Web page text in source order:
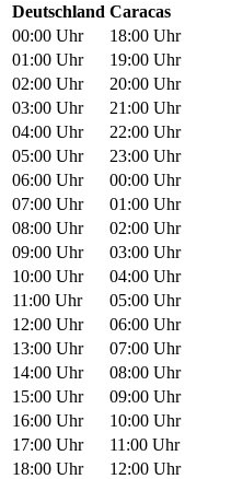
Deutschland Caracas
00:00 Uhr
18:00 Uhr
01:00 Uhr
19:00 Uhr
02:00 Uhr
20:00 Uhr
03:00 Uhr
21:00 Uhr
04:00 Uhr
22:00 Uhr
05:00 Uhr
23:00 Uhr
06:00 Uhr
00:00 Uhr
07:00 Uhr
01:00 Uhr
08:00 Uhr
02:00 Uhr
09:00 Uhr
03:00 Uhr
10:00 Uhr
04:00 Uhr
11:00 Uhr
05:00 Uhr
12:00 Uhr
06:00 Uhr
13:00 Uhr
07:00 Uhr
14:00 Uhr
08:00 Uhr
15:00 Uhr
09:00 Uhr
16:00 Uhr
10:00 Uhr
17:00 Uhr
11:00 Uhr
18:00 Uhr
12:00 Uhr